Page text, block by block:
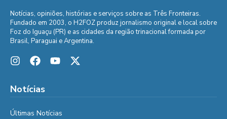
Notícias, opiniões, histórias e serviços sobre as Três Fronteiras.
Fundado em 2003, o H2FOZ produz jornalismo original e local sobre
Foz do Iguaçu (PR) e as cidades da região trinacional formada por
Brasil, Paraguai e Argentina.
Notícias
Últimas Notícias